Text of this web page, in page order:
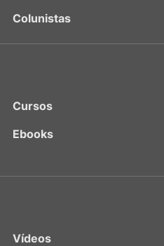
Colunistas
Cursos
Ebooks
Vídeos